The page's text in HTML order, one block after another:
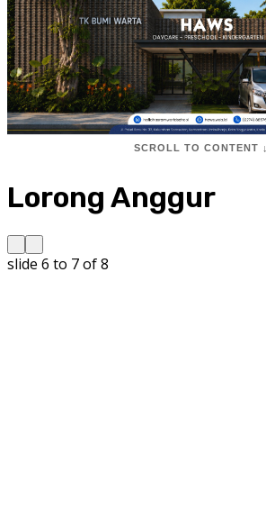
SCROLL TO CONTENT ↓
Lorong Anggur
slide 6 to 7of 8